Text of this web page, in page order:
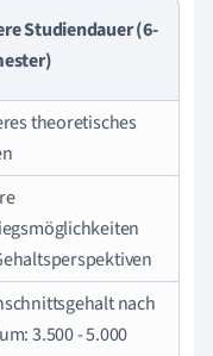
Studiendauer (6-
theoretisches
nach
3.500 - 5.000